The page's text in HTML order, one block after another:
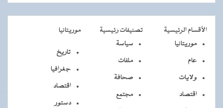
الأقسام الرئيسية تصنيفات رئيسية
موريتانيا
موريتانيا
عام
ولايات
اقتصاد
سياسة
ملفات
صحافة
مجتمع
تاريخ
جغرافيا
اقتصاد
دستور